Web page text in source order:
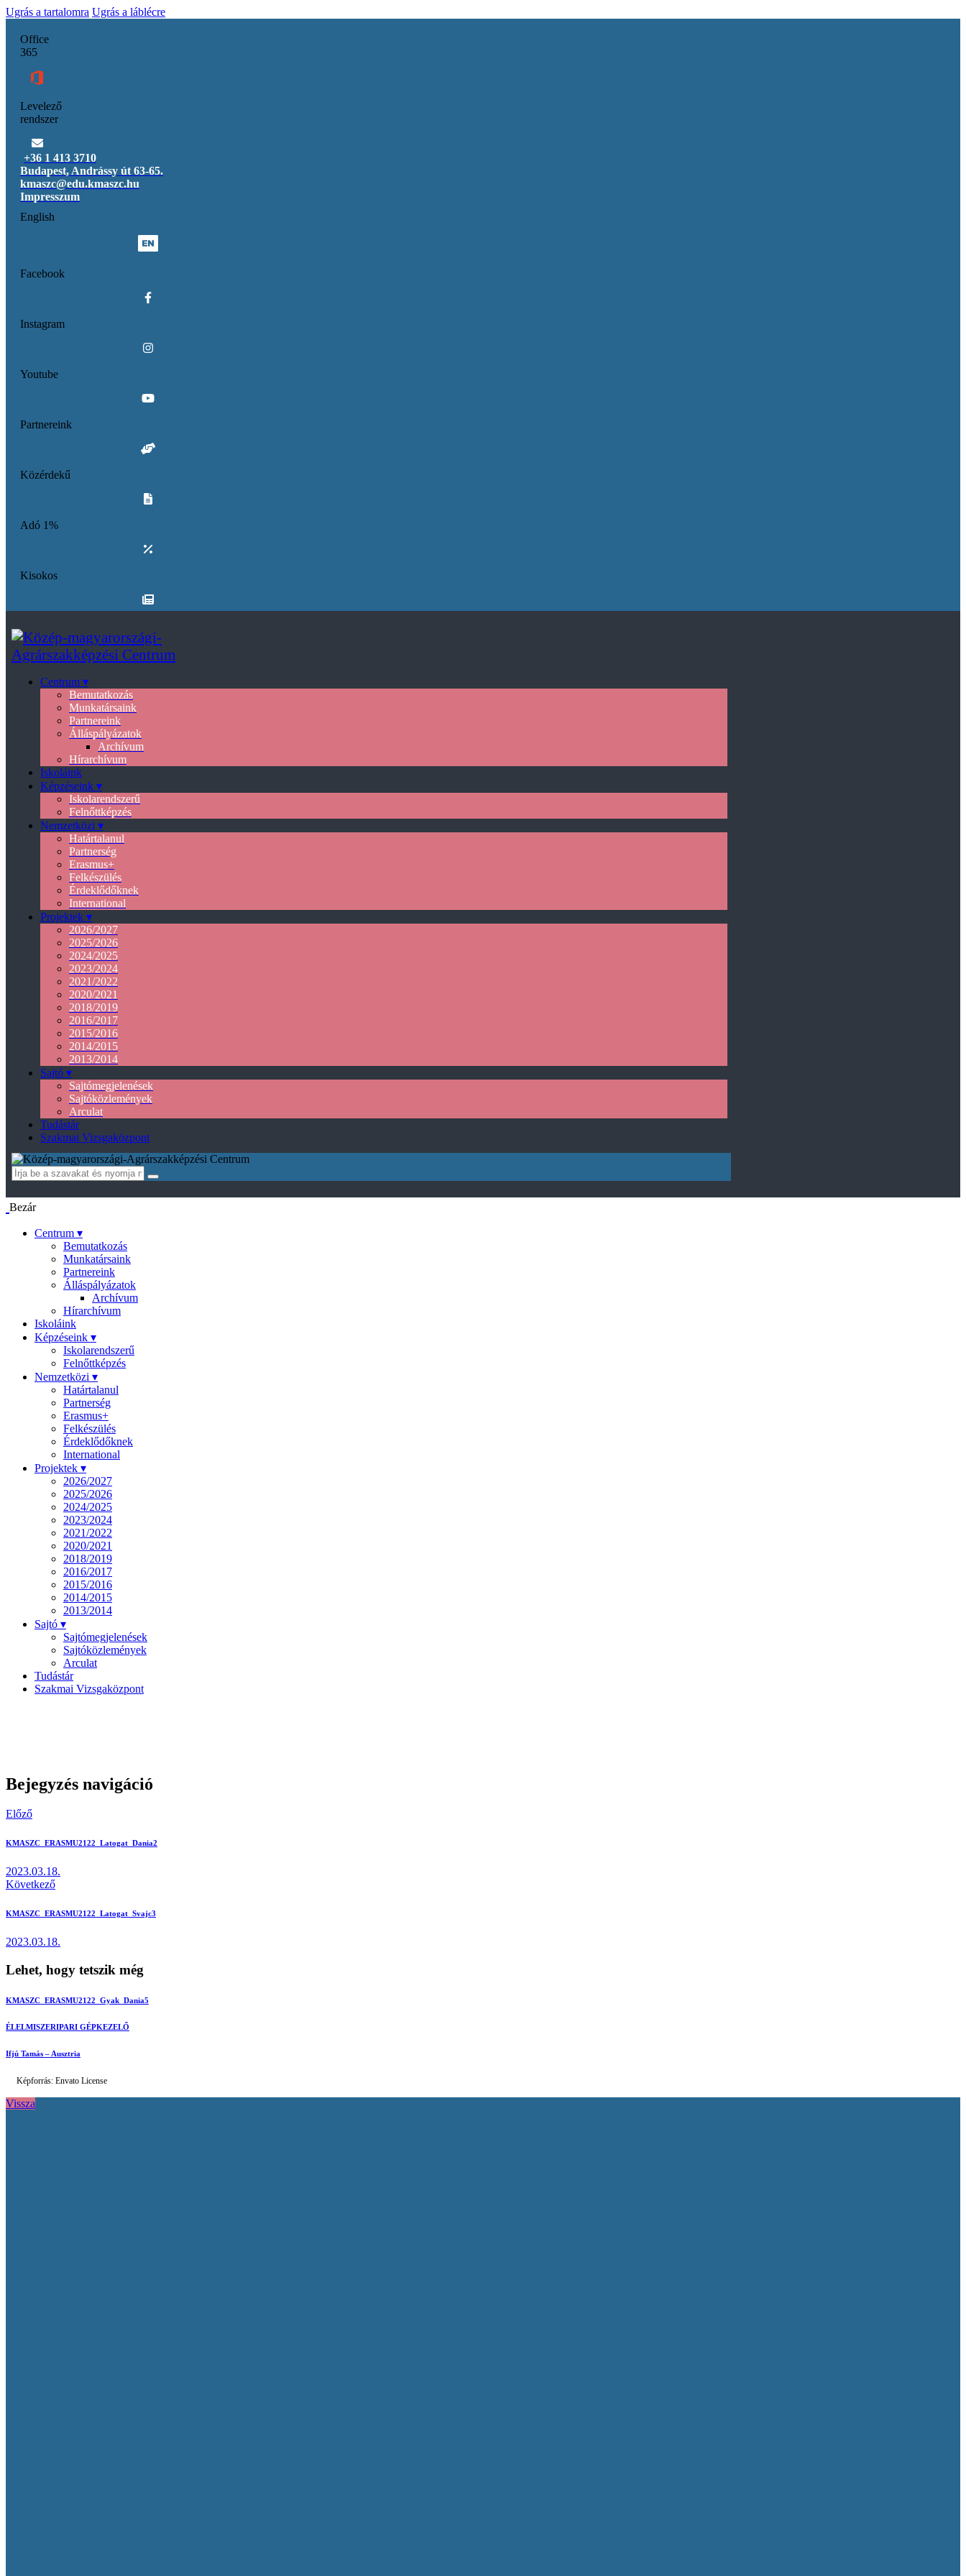
Ugrás a tartalomra Ugrás a láblécre
Office
365
Levelező
rendszer
+36 1 413 3710
Budapest, Andrássy út 63-65.
kmaszc@edu.kmaszc.hu
Impresszum
English
Facebook
Instagram
Youtube
Partnereink
Közérdekű
Adó 1%
Kisokos
Centrum ▾
Bemutatkozás
Munkatársaink
Partnereink
Álláspályázatok
Archívum
Hírarchívum
Iskoláink
Képzéseink ▾
Iskolarendszerű
Felnőttképzés
Nemzetközi ▾
Határtalanul
Partnerség
Erasmus+
Felkészülés
Érdeklődőknek
International
Projektek ▾
2026/2027
2025/2026
2024/2025
2023/2024
2021/2022
2020/2021
2018/2019
2016/2017
2015/2016
2014/2015
2013/2014
Sajtó ▾
Sajtómegjelenések
Sajtóközlemények
Arculat
Tudástár
Szakmai Vizsgaközpont
Bezár
Centrum ▾
Bemutatkozás
Munkatársaink
Partnereink
Álláspályázatok
Archívum
Hírarchívum
Iskoláink
Képzéseink ▾
Iskolarendszerű
Felnőttképzés
Nemzetközi ▾
Határtalanul
Partnerség
Erasmus+
Felkészülés
Érdeklődőknek
International
Projektek ▾
2026/2027
2025/2026
2024/2025
2023/2024
2021/2022
2020/2021
2018/2019
2016/2017
2015/2016
2014/2015
2013/2014
Sajtó ▾
Sajtómegjelenések
Sajtóközlemények
Arculat
Tudástár
Szakmai Vizsgaközpont
Bejegyzés navigáció
Előző
KMASZC_ERASMU2122_Latogat_Dania2
2023.03.18.
Következő
KMASZC_ERASMU2122_Latogat_Svajc3
2023.03.18.
Lehet, hogy tetszik még
KMASZC_ERASMU2122_Gyak_Dania5
ÉLELMISZERIPARI GÉPKEZELŐ
Ifjú Tamás – Ausztria
Képforrás: Envato License
Vissza